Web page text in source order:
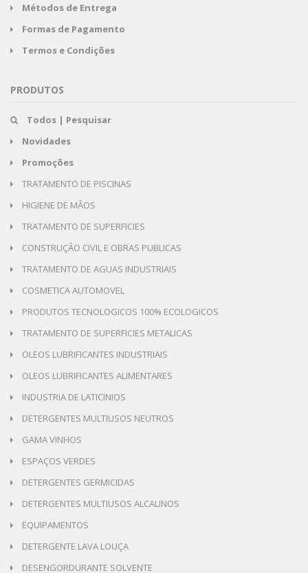
Métodos de Entrega
Formas de Pagamento
Termos e Condições
PRODUTOS
Todos | Pesquisar
Novidades
Promoções
TRATAMENTO DE PISCINAS
HIGIENE DE MÂOS
TRATAMENTO DE SUPERFICIES
CONSTRUÇÂO CIVIL E OBRAS PUBLICAS
TRATAMENTO DE AGUAS INDUSTRIAIS
COSMETICA AUTOMOVEL
PRODUTOS TECNOLOGICOS 100% ECOLOGICOS
TRATAMENTO DE SUPERFICIES METALICAS
OLEOS LUBRIFICANTES INDUSTRIAIS
OLEOS LUBRIFICANTES ALIMENTARES
INDUSTRIA DE LATICINIOS
DETERGENTES MULTIUSOS NEUTROS
GAMA VINHOS
ESPAÇOS VERDES
DETERGENTES GERMICIDAS
DETERGENTES MULTIUSOS ALCALINOS
EQUIPAMENTOS
DETERGENTE LAVA LOUÇA
DESENGORDURANTE SOLVENTE